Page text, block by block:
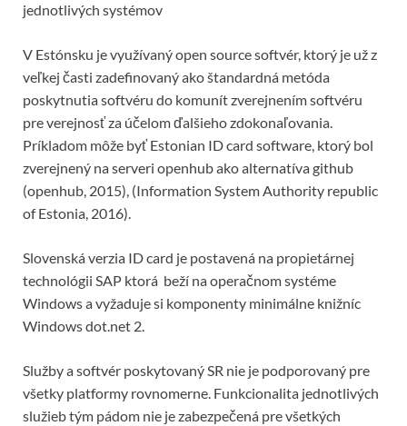
jednotlivých systémov
V Estónsku je využívaný open source softvér, ktorý je už z
veľkej časti zadefinovaný ako štandardná metóda
poskytnutia softvéru do komunít zverejnením softvéru
pre verejnosť za účelom ďalšieho zdokonaľovania.
Príkladom môže byť Estonian ID card software, ktorý bol
zverejnený na serveri openhub ako alternatíva github
(openhub, 2015), (Information System Authority republic
of Estonia, 2016).
Slovenská verzia ID card je postavená na propietárnej
technológii SAP ktorá beží na operačnom systéme
Windows a vyžaduje si komponenty minimálne knižníc
Windows dot.net 2.
Služby a softvér poskytovaný SR nie je podporovaný pre
všetky platformy rovnomerne. Funkcionalita jednotlivých
služieb tým pádom nie je zabezpečená pre všetkých